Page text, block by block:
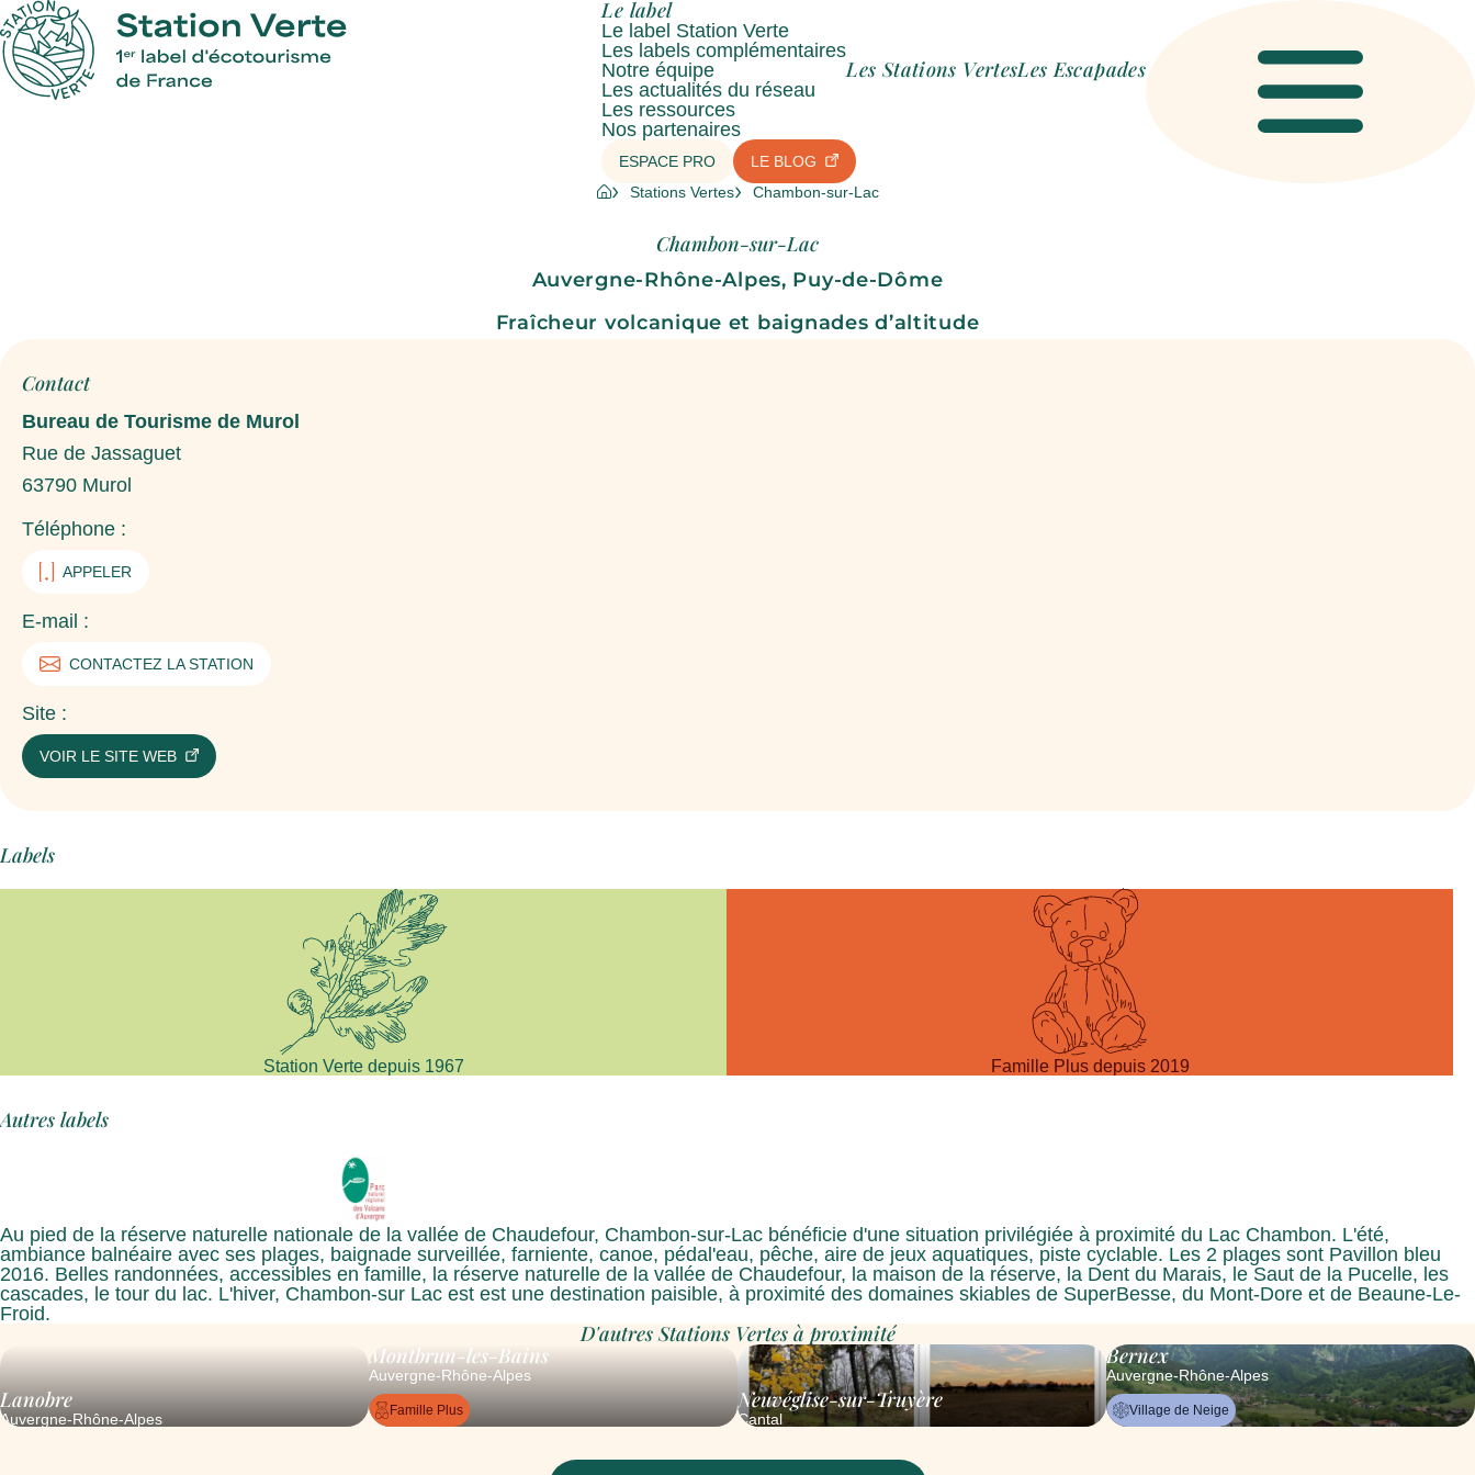
Le label
Le label Station Verte
Les labels complémentaires
Notre équipe
Les actualités du réseau
Les ressources
Nos partenaires
Les Stations VertesLes Escapades
ESPACE PRO LE BLOG
Menu
Stations Vertes Chambon-sur-Lac
Chambon-sur-Lac
Auvergne-Rhône-Alpes, Puy-de-Dôme
Fraîcheur volcanique et baignades d’altitude
Contact
Bureau de Tourisme de Murol
Rue de Jassaguet
63790 Murol
Téléphone :
APPELER
E-mail :
CONTACTEZ LA STATION
Site :
VOIR LE SITE WEB
Labels
Station Verte depuis 1967 Famille Plus depuis 2019
Autres labels
Au pied de la réserve naturelle nationale de la vallée de Chaudefour, Chambon-sur-Lac bénéficie d'une situation privilégiée à proximité du Lac Chambon. L'été,
ambiance balnéaire avec ses plages, baignade surveillée, farniente, canoe, pédal'eau, pêche, aire de jeux aquatiques, piste cyclable. Les 2 plages sont Pavillon bleu
2016. Belles randonnées, accessibles en famille, la réserve naturelle de la vallée de Chaudefour, la maison de la réserve, la Dent du Marais, le Saut de la Pucelle, les
cascades, le tour du lac. L'hiver, Chambon-sur Lac est est une destination paisible, à proximité des domaines skiables de SuperBesse, du Mont-Dore et de Beaune-Le-
Froid.
D'autres Stations Vertes à proximité
Lanobre
Auvergne-Rhône-Alpes
Montbrun-les-Bains
Auvergne-Rhône-Alpes
Famille Plus Neuvéglise-sur-Truyère
Cantal
Bernex
Auvergne-Rhône-Alpes
Village de Neige